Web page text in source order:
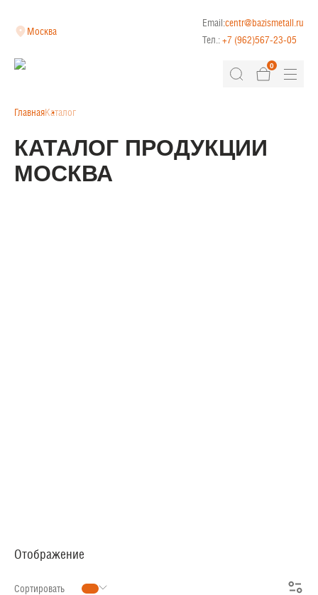
Москва
Email:centr@bazismetall.ru
Тел.:+7 (962)567-23-05
0
ГлавнаяКаталог
КАТАЛОГ ПРОДУКЦИИ
МОСКВА
Отображение
Сортировать